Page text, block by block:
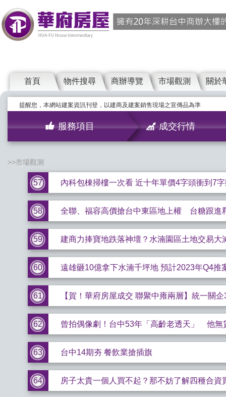
首頁 物件搜尋 商辦導覽 市場觀測 關於
提醒您，本網站建案資訊刊登，以建商及建案銷售現場之宣傳品為準
服務項目 成交行情
市場觀測
57 內科包棟掃樓一次看 近十年單價4字頭衝到7
58 全聯、福容高價搶台中東區地上權 台糖跟進
59 建商力捧寶地跌落神壇？水湳園區土地交易大
60 遠雄砸10億拿下水湳千坪地 預計2023年Q4推
61 【賀！華府房屋成交 聯聚中雍兩層】統一
62 曾拍偶像劇！台中53年「高齡老透天」 他無
63 台中14期夯 餐飲業搶插旗
64 房子太貴一個人買不起？那不妨了解四種合資